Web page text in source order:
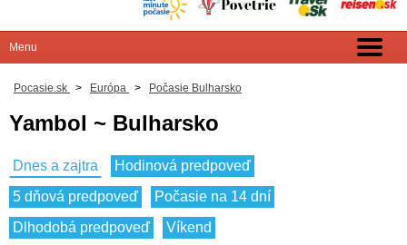
Pocasie.sk > Európa > Počasie Bulharsko
Yambol ~ Bulharsko
Dnes a zajtra
Hodinová predpoveď
5 dňová predpoveď
Počasie na 14 dní
Dlhodobá predpoveď
Víkend